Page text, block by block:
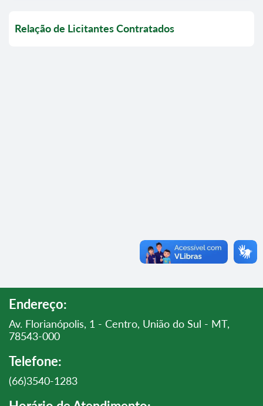
Relação de Licitantes Contratados
Endereço:
Av. Florianópolis, 1 - Centro, União do Sul - MT,
78543-000
Telefone:
(66)3540-1283